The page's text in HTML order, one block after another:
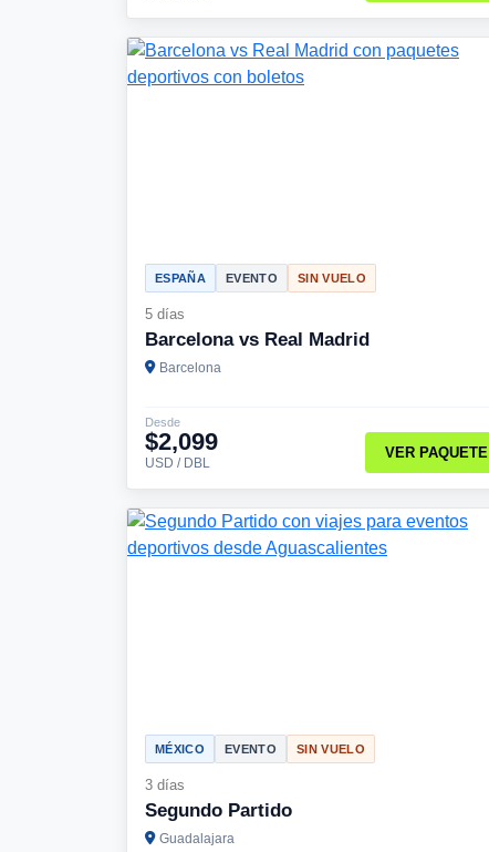
ESPAÑA EVENTO SIN VUELO
5 días
Barcelona vs Real Madrid
Barcelona
Desde
$2,099
USD / DBL
VER PAQUETE
MÉXICO EVENTO SIN VUELO
3 días
Segundo Partido
Guadalajara